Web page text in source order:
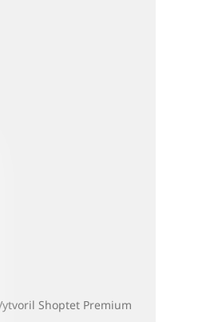
Shoptet Premium